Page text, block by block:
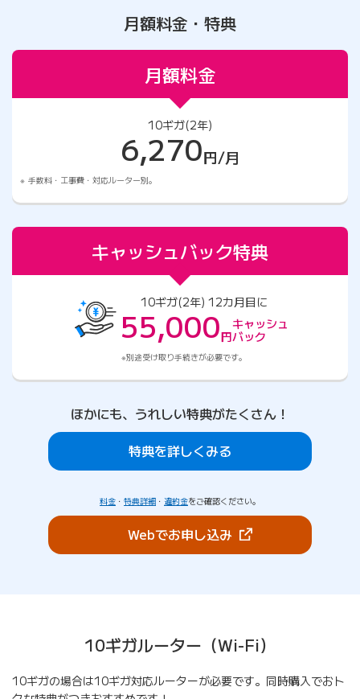
月額料金・特典
月額料金
10ギガ(2年)
6,270円/月
手数料・工事費・対応ルーター別。
キャッシュバック特典
10ギガ(2年) 12カ月目に
55,000円
キャッシュ
バック
別途受け取り手続きが必要です。
ほかにも、うれしい特典がたくさん！
特典を詳しくみる
料金 ・ 特典詳細 ・ 違約金をご確認ください。
Webでお申し込み（新しいタブで開き
10ギガルーター（Wi-Fi）
10ギガの場合は10ギガ対応ルーターが必要です。同時購入でおト